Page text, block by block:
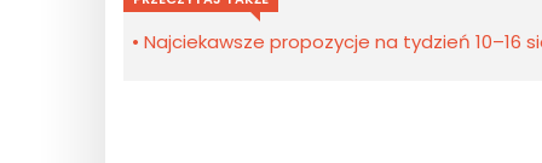
Najciekawsze propozycje na tydzień 10–16